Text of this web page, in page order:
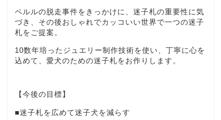
ペルルの脱走事件をきっかけに、迷子札の重要性に気
づき、その後おしゃれでカッコいい世界で一つの迷子
札をご提案。
10数年培ったジュエリー制作技術を使い、丁寧に心を
込めて、愛犬のための迷子札をお作りします。
【今後の目標】
■迷子札を広めて迷子犬を減らす